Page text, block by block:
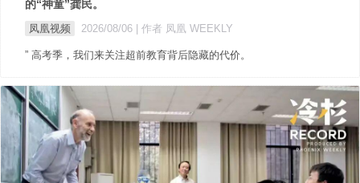
的“神童”龚民。
凤凰视频 2026/08/06 | 作者 凤凰 WEEKLY
” 高考季，我们来关注超前教育背后隐藏的代价。